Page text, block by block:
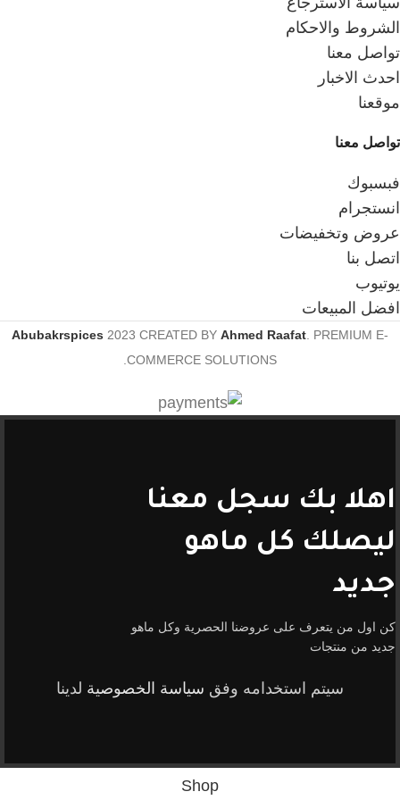
الكزبرة، حيث أن ذلك قد يؤدي
إلى بعض الآثار الجانبية، مثل
الغثيان والقيء.
يجب عدم تناول الكزبرة إذا
كنت تعاني من حساسية من
يجب تخزين الكزبرة في مكان
الشروط والاحكام
تواصل معنا
احدث الاخبار
موقعنا
تواصل معنا
فبسبوك
انستجرام
عروض وتخفيضات
اتصل بنا
يوتيوب
افضل المبيعات
Abubakrspices 2023 CREATED BY Ahmed Raafat . PREMIUM E-
COMMERCE SOLUTIONS.
اهلا بك سجل معنا
ليصلك كل ماهو
جديد
كن اول من يتعرف على عروضنا الحصرية وكل ماهو
جديد من منتجات
سيتم استخدامه وفق سياسة الخصوصية لدينا
Shop